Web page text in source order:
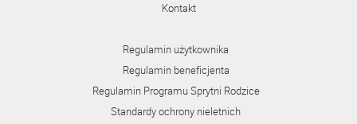
Kontakt
Regulamin użytkownika
Regulamin beneficjenta
Regulamin Programu Sprytni Rodzice
Standardy ochrony nieletnich